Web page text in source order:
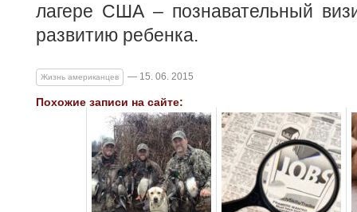
лагере США – познавательный
развитию ребенка.
Жизнь американцев — 15. 06. 2015
Похожие записи на сайте: